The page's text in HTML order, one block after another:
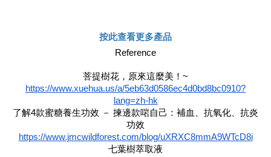
按此查看更多產品
Reference
菩提樹花，原來這麼美！~
https://www.xuehua.us/a/5eb63d0586ec4d0bd8bc0910?
lang=zh-hk
了解4款蜜糖養生功效 － 揀邊款啱自己：補血、抗氧化、抗炎
功效
https://www.jmcwildforest.com/blog/uXRXC8mmA9WTcD8i
七葉樹萃取液